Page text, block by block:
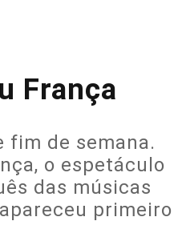
França
fim de semana.
o espetáculo
das músicas
primeiro